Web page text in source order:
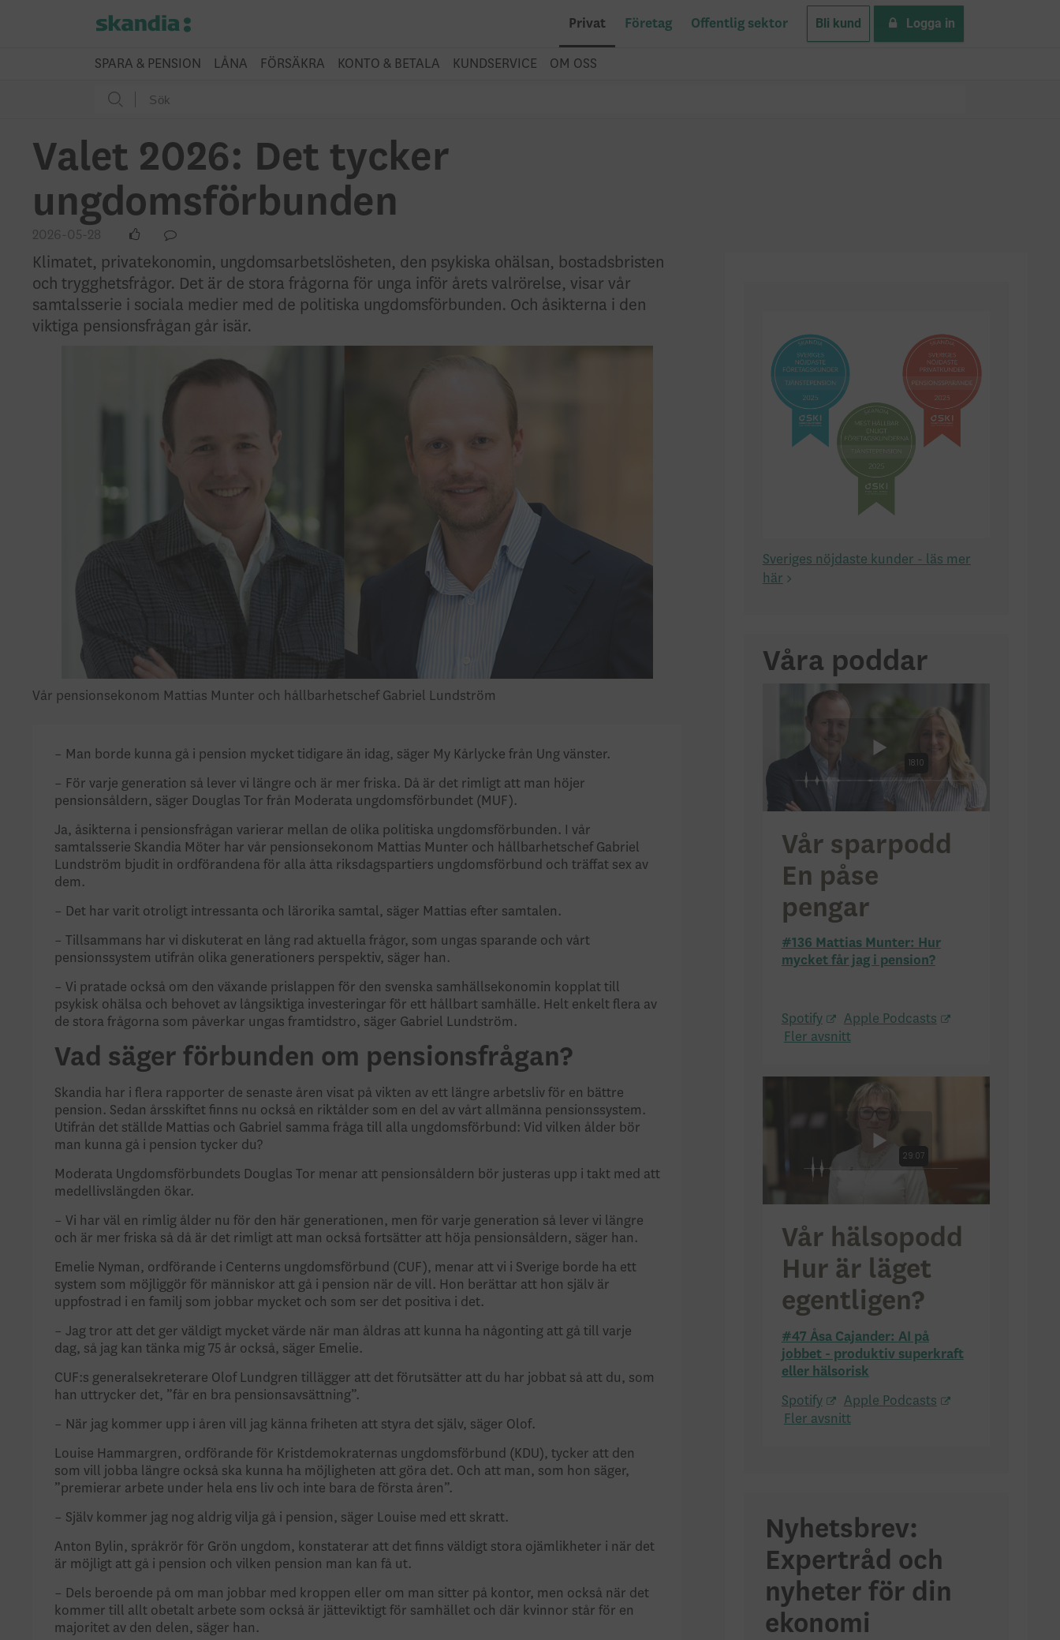
Privat Företag Offentlig sektor Bli kund Logga in
SPARA & PENSION LÅNA FÖRSÄKRA KONTO & BETALA KUNDSERVICE OM OSS
Valet 2026: Det tycker
ungdomsförbunden
2026-05-28
Klimatet, privatekonomin, ungdomsarbetslösheten, den psykiska ohälsan, bostadsbristen
och trygghetsfrågor. Det är de stora frågorna för unga inför årets valrörelse, visar vår
samtalsserie i sociala medier med de politiska ungdomsförbunden. Och åsikterna i den
viktiga pensionsfrågan går isär.
Vår pensionsekonom Mattias Munter och hållbarhetschef Gabriel Lundström
– Man borde kunna gå i pension mycket tidigare än idag, säger My Kårlycke från Ung vänster.
– För varje generation så lever vi längre och är mer friska. Då är det rimligt att man höjer
pensionsåldern, säger Douglas Tor från Moderata ungdomsförbundet (MUF).
Ja, åsikterna i pensionsfrågan varierar mellan de olika politiska ungdomsförbunden. I vår
samtalsserie Skandia Möter har vår pensionsekonom Mattias Munter och hållbarhetschef Gabriel
Lundström bjudit in ordförandena för alla åtta riksdagspartiers ungdomsförbund och träffat sex av
dem.
– Det har varit otroligt intressanta och lärorika samtal, säger Mattias efter samtalen.
– Tillsammans har vi diskuterat en lång rad aktuella frågor, som ungas sparande och vårt
pensionssystem utifrån olika generationers perspektiv, säger han.
– Vi pratade också om den växande prislappen för den svenska samhällsekonomin kopplat till
psykisk ohälsa och behovet av långsiktiga investeringar för ett hållbart samhälle. Helt enkelt flera av
de stora frågorna som påverkar ungas framtidstro, säger Gabriel Lundström.
Vad säger förbunden om pensionsfrågan?
Skandia har i flera rapporter de senaste åren visat på vikten av ett längre arbetsliv för en bättre
pension. Sedan årsskiftet finns nu också en riktålder som en del av vårt allmänna pensionssystem.
Utifrån det ställde Mattias och Gabriel samma fråga till alla ungdomsförbund: Vid vilken ålder bör
man kunna gå i pension tycker du?
Moderata Ungdomsförbundets Douglas Tor menar att pensionsåldern bör justeras upp i takt med att
medellivslängden ökar.
– Vi har väl en rimlig ålder nu för den här generationen, men för varje generation så lever vi längre
och är mer friska så då är det rimligt att man också fortsätter att höja pensionsåldern, säger han.
Emelie Nyman, ordförande i Centerns ungdomsförbund (CUF), menar att vi i Sverige borde ha ett
system som möjliggör för människor att gå i pension när de vill. Hon berättar att hon själv är
uppfostrad i en familj som jobbar mycket och som ser det positiva i det.
– Jag tror att det ger väldigt mycket värde när man åldras att kunna ha någonting att gå till varje
dag, så jag kan tänka mig 75 år också, säger Emelie.
CUF:s generalsekreterare Olof Lundgren tillägger att det förutsätter att du har jobbat så att du, som
han uttrycker det, ”får en bra pensionsavsättning”.
– När jag kommer upp i åren vill jag känna friheten att styra det själv, säger Olof.
Louise Hammargren, ordförande för Kristdemokraternas ungdomsförbund (KDU), tycker att den
som vill jobba längre också ska kunna ha möjligheten att göra det. Och att man, som hon säger,
”premierar arbete under hela ens liv och inte bara de första åren”.
– Själv kommer jag nog aldrig vilja gå i pension, säger Louise med ett skratt.
Anton Bylin, språkrör för Grön ungdom, konstaterar att det finns väldigt stora ojämlikheter i när det
är möjligt att gå i pension och vilken pension man kan få ut.
– Dels beroende på om man jobbar med kroppen eller om man sitter på kontor, men också när det
kommer till allt obetalt arbete som också är jätteviktigt för samhället och där kvinnor står för en
majoritet av den delen, säger han.
Sveriges nöjdaste kunder - läs mer
här
Våra poddar
Vår sparpodd
En påse
pengar
#136 Mattias Munter: Hur
mycket får jag i pension?
Spotify
Apple Podcasts
Fler avsnitt
Vår hälsopodd
Hur är läget
egentligen?
#47 Åsa Cajander: AI på
jobbet - produktiv superkraft
eller hälsorisk
Spotify
Apple Podcasts
Fler avsnitt
Nyhetsbrev:
Expertråd och
nyheter för din
ekonomi